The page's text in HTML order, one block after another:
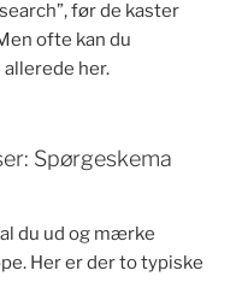
før de kaster
ofte kan du
her.
Spørgeskema
du ud og mærke
Her er der to typiske